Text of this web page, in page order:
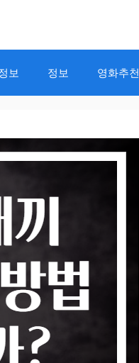
보 정보 영화추천